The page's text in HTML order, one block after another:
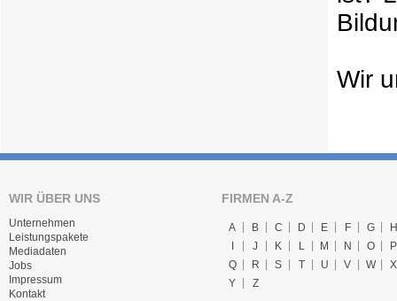
Wir
WIR ÜBER UNS
Unternehmen
Leistungspakete
Mediadaten
Jobs
Impressum
Kontakt
FIRMEN A-Z
A B C D E F G
H
J K L M N O
P
Q
R S T U V W
X
Y
Z